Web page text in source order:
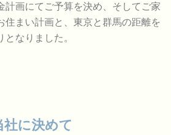
計画にてご予算を決め、そしてご家
住まい計画と、東京と群馬の距離を
なりました。
に決めて